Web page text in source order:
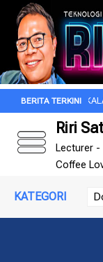
INI DI KALA SUBUH
Riri
Lecturer
Coffee
KATEGORI